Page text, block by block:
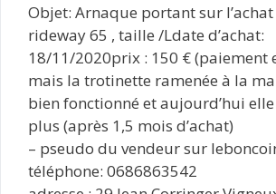
Objet: Arnaque portant sur
rideway 65 , taille /Ldate d’achat:
18/11/2020prix : 150 € (paiement
mais la trotinette ramenée à la
bien fonctionné et aujourd’hui
plus (après 1,5 mois d’achat)
– pseudo du vendeur sur
téléphone: 0686863542